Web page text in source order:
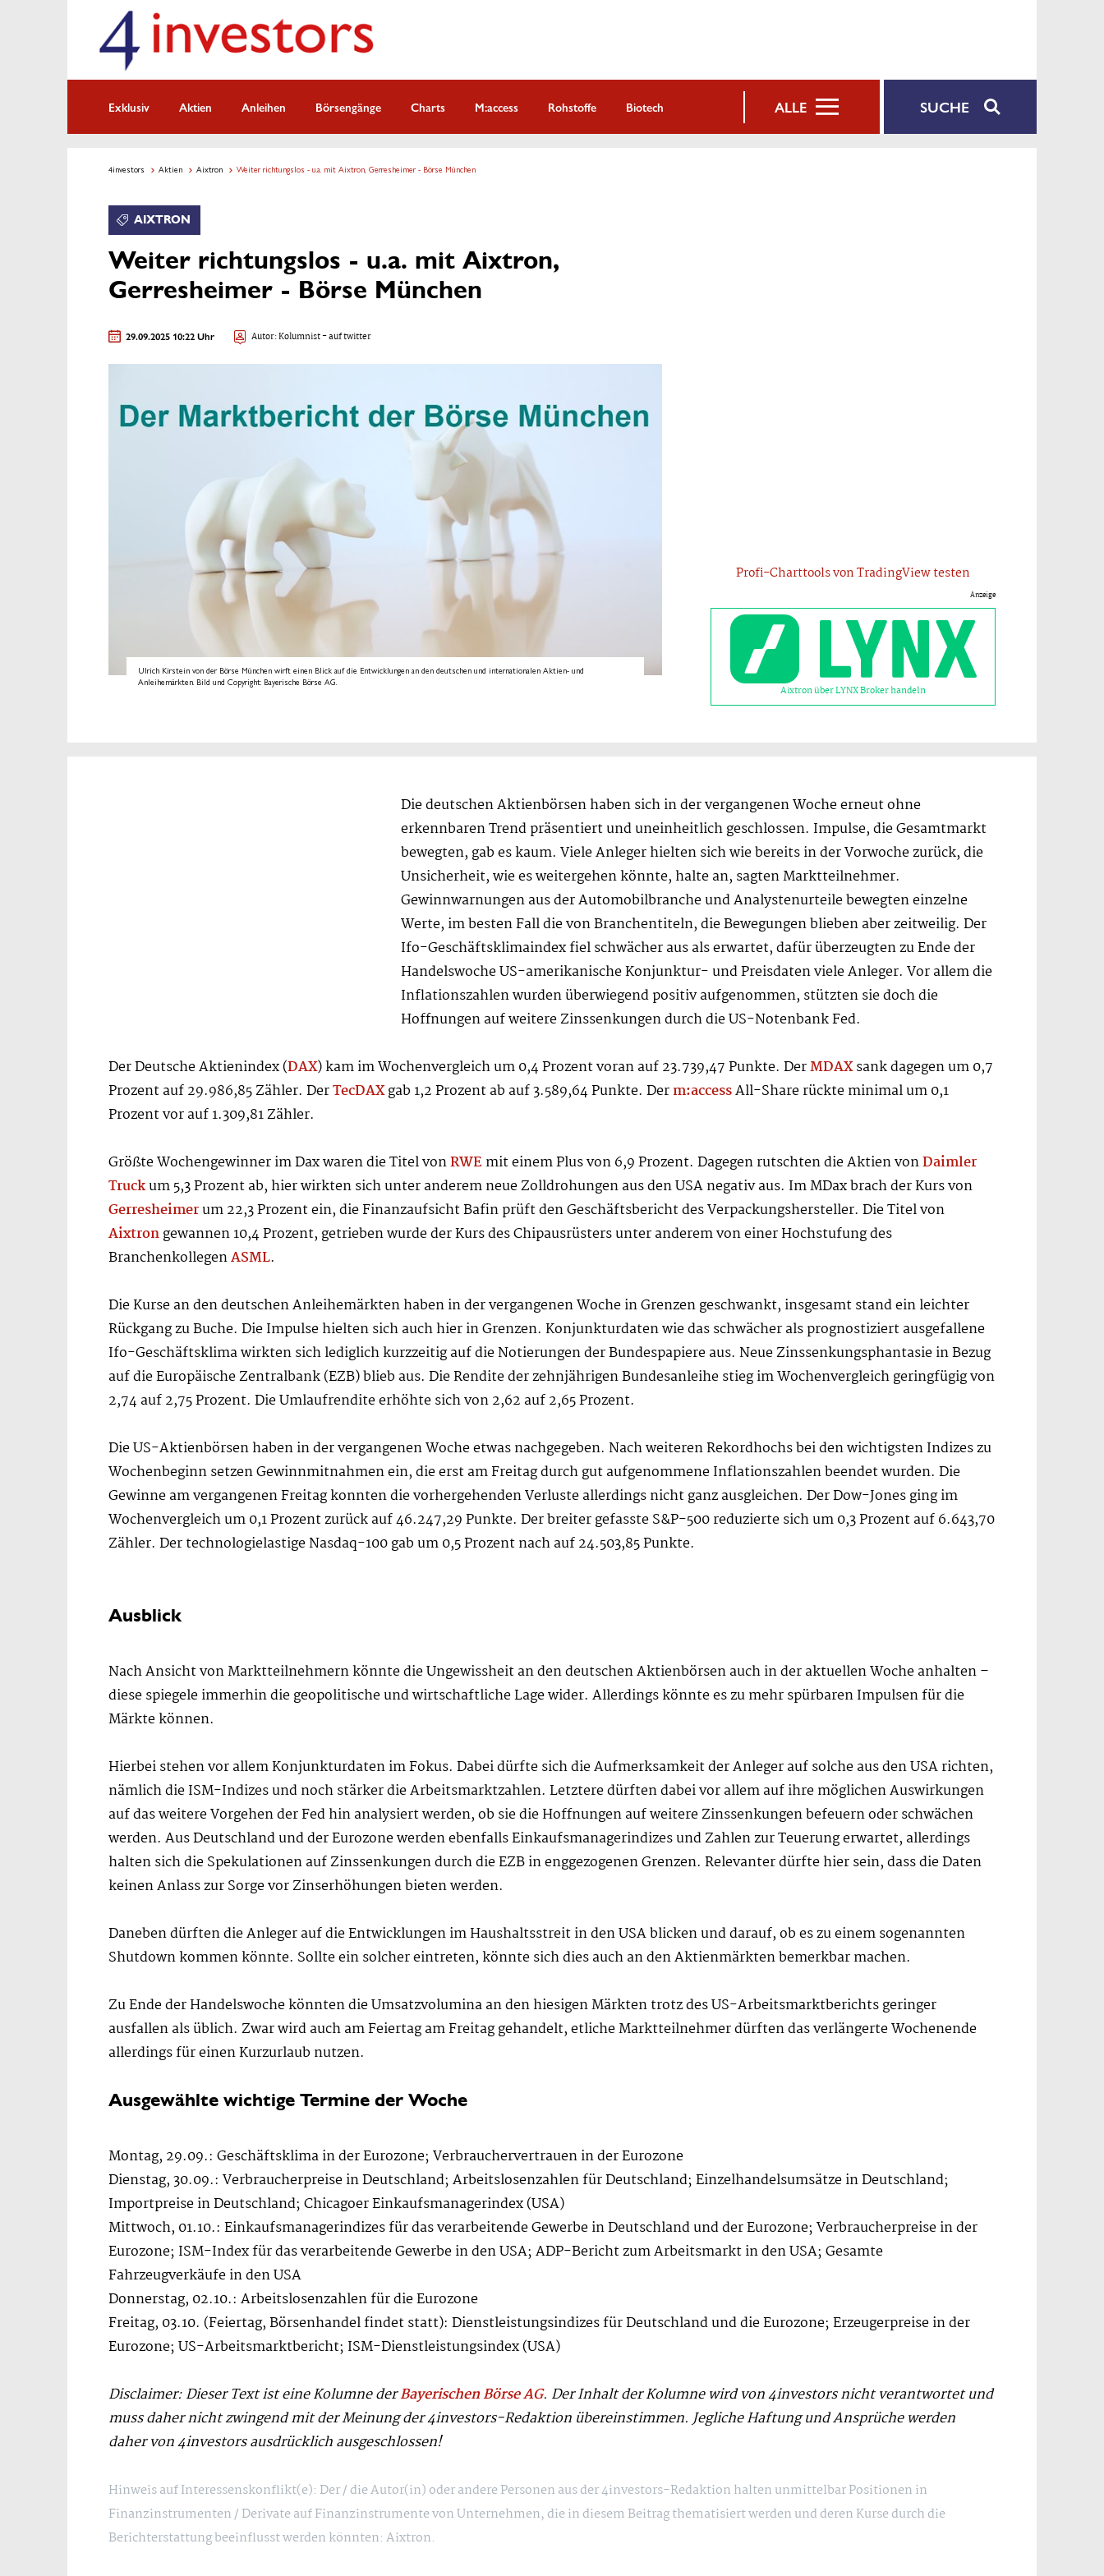
SUCHE
ALLE
Exklusiv Aktien Anleihen Börsengänge Charts M:access Rohstoffe Biotech
4investors Aktien Aixtron Weiter richtungslos - u.a. mit Aixtron, Gerresheimer - Börse München
AIXTRON
Weiter richtungslos - u.a. mit Aixtron,
Gerresheimer - Börse München
29.09.2025 10:22 Uhr Autor:Kolumnist- auf twitter
Ulrich Kirstein von der Börse München wirft einen Blick auf die Entwicklungen an den deutschen und internationalen Aktien- und
Anleihemärkten. Bild und Copyright: Bayerische Börse AG.
Profi-Charttools von TradingView testen
Anzeige
Aixtron über LYNX Broker handeln
Die deutschen Aktienbörsen haben sich in der vergangenen Woche erneut ohne
erkennbaren Trend präsentiert und uneinheitlich geschlossen. Impulse, die Gesamtmarkt
bewegten, gab es kaum. Viele Anleger hielten sich wie bereits in der Vorwoche zurück, die
Unsicherheit, wie es weitergehen könnte, halte an, sagten Marktteilnehmer.
Gewinnwarnungen aus der Automobilbranche und Analystenurteile bewegten einzelne
Werte, im besten Fall die von Branchentiteln, die Bewegungen blieben aber zeitweilig. Der
Ifo-Geschäftsklimaindex fiel schwächer aus als erwartet, dafür überzeugten zu Ende der
Handelswoche US-amerikanische Konjunktur- und Preisdaten viele Anleger. Vor allem die
Inflationszahlen wurden überwiegend positiv aufgenommen, stützten sie doch die
Hoffnungen auf weitere Zinssenkungen durch die US-Notenbank Fed.
Der Deutsche Aktienindex (DAX) kam im Wochenvergleich um 0,4 Prozent voran auf 23.739,47 Punkte. DerMDAXsank dagegen um 0,7
Prozent auf 29.986,85 Zähler. DerTecDAXgab 1,2 Prozent ab auf 3.589,64 Punkte. Derm:accessAll-Share rückte minimal um 0,1
Prozent vor auf 1.309,81 Zähler.
Größte Wochengewinner im Dax waren die Titel vonRWE mit einem Plus von 6,9 Prozent. Dagegen rutschten die Aktien vonDaimler
Truckum 5,3 Prozent ab, hier wirkten sich unter anderem neue Zolldrohungen aus den USA negativ aus. Im MDax brach der Kurs von
Gerresheimerum 22,3 Prozent ein, die Finanzaufsicht Bafin prüft den Geschäftsbericht des Verpackungshersteller. Die Titel von
Aixtrongewannen 10,4 Prozent, getrieben wurde der Kurs des Chipausrüsters unter anderem von einer Hochstufung des
BranchenkollegenASML.
Die Kurse an den deutschen Anleihemärkten haben in der vergangenen Woche in Grenzen geschwankt, insgesamt stand ein leichter
Rückgang zu Buche. Die Impulse hielten sich auch hier in Grenzen. Konjunkturdaten wie das schwächer als prognostiziert ausgefallene
Ifo-Geschäftsklima wirkten sich lediglich kurzzeitig auf die Notierungen der Bundespapiere aus. Neue Zinssenkungsphantasie in Bezug
auf die Europäische Zentralbank (EZB) blieb aus. Die Rendite der zehnjährigen Bundesanleihe stieg im Wochenvergleich geringfügig von
2,74 auf 2,75 Prozent. Die Umlaufrendite erhöhte sich von 2,62 auf 2,65 Prozent.
Die US-Aktienbörsen haben in der vergangenen Woche etwas nachgegeben. Nach weiteren Rekordhochs bei den wichtigsten Indizes zu
Wochenbeginn setzen Gewinnmitnahmen ein, die erst am Freitag durch gut aufgenommene Inflationszahlen beendet wurden. Die
Gewinne am vergangenen Freitag konnten die vorhergehenden Verluste allerdings nicht ganz ausgleichen. Der Dow-Jones ging im
Wochenvergleich um 0,1 Prozent zurück auf 46.247,29 Punkte. Der breiter gefasste S&P-500 reduzierte sich um 0,3 Prozent auf 6.643,70
Zähler. Der technologielastige Nasdaq-100 gab um 0,5 Prozent nach auf 24.503,85 Punkte.
Ausblick
Nach Ansicht von Marktteilnehmern könnte die Ungewissheit an den deutschen Aktienbörsen auch in der aktuellen Woche anhalten –
diese spiegele immerhin die geopolitische und wirtschaftliche Lage wider. Allerdings könnte es zu mehr spürbaren Impulsen für die
Märkte können.
Hierbei stehen vor allem Konjunkturdaten im Fokus. Dabei dürfte sich die Aufmerksamkeit der Anleger auf solche aus den USA richten,
nämlich die ISM-Indizes und noch stärker die Arbeitsmarktzahlen. Letztere dürften dabei vor allem auf ihre möglichen Auswirkungen
auf das weitere Vorgehen der Fed hin analysiert werden, ob sie die Hoffnungen auf weitere Zinssenkungen befeuern oder schwächen
werden. Aus Deutschland und der Eurozone werden ebenfalls Einkaufsmanagerindizes und Zahlen zur Teuerung erwartet, allerdings
halten sich die Spekulationen auf Zinssenkungen durch die EZB in enggezogenen Grenzen. Relevanter dürfte hier sein, dass die Daten
keinen Anlass zur Sorge vor Zinserhöhungen bieten werden.
Daneben dürften die Anleger auf die Entwicklungen im Haushaltsstreit in den USA blicken und darauf, ob es zu einem sogenannten
Shutdown kommen könnte. Sollte ein solcher eintreten, könnte sich dies auch an den Aktienmärkten bemerkbar machen.
Zu Ende der Handelswoche könnten die Umsatzvolumina an den hiesigen Märkten trotz des US-Arbeitsmarktberichts geringer
ausfallen als üblich. Zwar wird auch am Feiertag am Freitag gehandelt, etliche Marktteilnehmer dürften das verlängerte Wochenende
allerdings für einen Kurzurlaub nutzen.
Ausgewählte wichtige Termine der Woche
Montag, 29.09.: Geschäftsklima in der Eurozone; Verbrauchervertrauen in der Eurozone
Dienstag, 30.09.: Verbraucherpreise in Deutschland; Arbeitslosenzahlen für Deutschland; Einzelhandelsumsätze in Deutschland;
Importpreise in Deutschland; Chicagoer Einkaufsmanagerindex (USA)
Mittwoch, 01.10.: Einkaufsmanagerindizes für das verarbeitende Gewerbe in Deutschland und der Eurozone; Verbraucherpreise in der
Eurozone; ISM-Index für das verarbeitende Gewerbe in den USA; ADP-Bericht zum Arbeitsmarkt in den USA; Gesamte
Fahrzeugverkäufe in den USA
Donnerstag, 02.10.: Arbeitslosenzahlen für die Eurozone
Freitag, 03.10. (Feiertag, Börsenhandel findet statt): Dienstleistungsindizes für Deutschland und die Eurozone; Erzeugerpreise in der
Eurozone; US-Arbeitsmarktbericht; ISM-Dienstleistungsindex (USA)
Disclaimer: Dieser Text ist eine Kolumne derBayerischen Börse AG. Der Inhalt der Kolumne wird von 4investors nicht verantwortet und
muss daher nicht zwingend mit der Meinung der 4investors-Redaktion übereinstimmen. Jegliche Haftung und Ansprüche werden
daher von 4investors ausdrücklich ausgeschlossen!
Hinweis auf Interessenskonflikt(e): Der / die Autor(in) oder andere Personen aus der 4investors-Redaktion halten unmittelbar Positionen in
Finanzinstrumenten / Derivate auf Finanzinstrumente von Unternehmen, die in diesem Beitrag thematisiert werden und deren Kurse durch die
Berichterstattung beeinflusst werden könnten: Aixtron.